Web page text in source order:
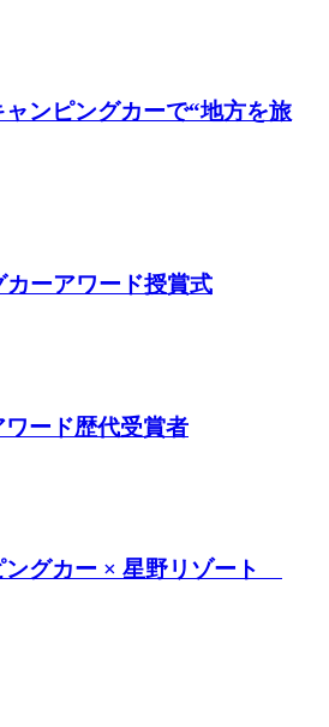
ャンピングカーで“地方を旅
ーアワード授賞式
ード歴代受賞者
ングカー × 星野リゾート